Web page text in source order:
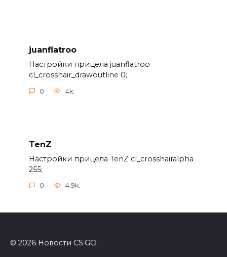
juanflatroo
Настройки прицела juanflatroo
cl_crosshair_drawoutline 0;
0 4k.
TenZ
Настройки прицела TenZ cl_crosshairalpha
255;
0 4.9k.
© 2026 Новости CS:GO